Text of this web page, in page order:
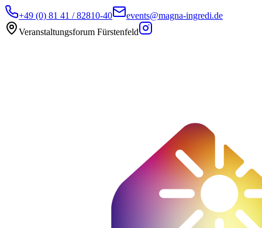
+49 (0) 81 41 / 82810-40
events@magna-ingredi.de
Veranstaltungsforum Fürstenfeld